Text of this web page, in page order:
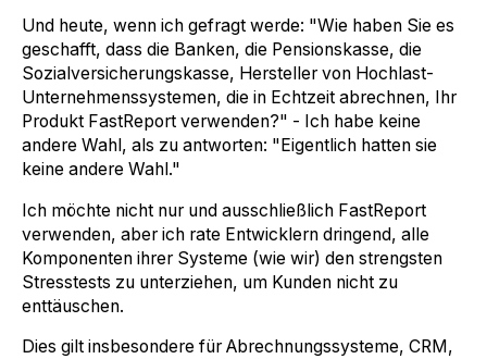
Und heute, wenn ich gefragt werde: "Wie haben Sie es
geschafft, dass die Banken, die Pensionskasse, die
Sozialversicherungskasse, Hersteller von Hochlast-
Unternehmenssystemen, die in Echtzeit abrechnen, Ihr
Produkt FastReport verwenden?" - Ich habe keine
andere Wahl, als zu antworten: "Eigentlich hatten sie
keine andere Wahl."
Ich möchte nicht nur und ausschließlich FastReport
verwenden, aber ich rate Entwicklern dringend, alle
Komponenten ihrer Systeme (wie wir) den strengsten
Stresstests zu unterziehen, um Kunden nicht zu
enttäuschen.
Dies gilt insbesondere für Abrechnungssysteme, CRM,